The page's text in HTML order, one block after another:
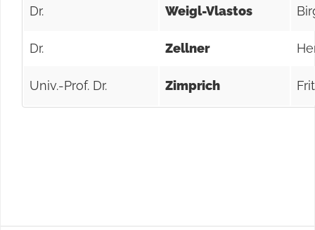
Dr. Weigl-Vlastos
Dr. Zellner
Univ.-Prof. Dr. Zimprich